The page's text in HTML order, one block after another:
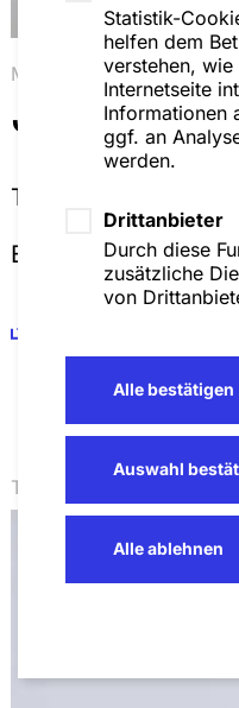
Statistik-
helfen dem
verstehen,
Internetseite
Informationen
ggf. an
werden.
Drittanbieter
Durch diese
zusätzliche
von
Alle bestätigen
Auswahl
Alle ablehnen
Mannheim
Julian
T
E
Thinktank